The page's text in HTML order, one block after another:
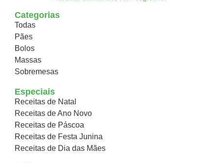
Categorias
Todas
Pães
Bolos
Massas
Sobremesas
Especiais
Receitas de Natal
Receitas de Ano Novo
Receitas de Páscoa
Receitas de Festa Junina
Receitas de Dia das Mães